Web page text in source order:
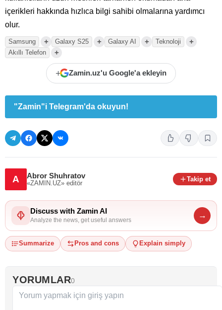
içerikleri hakkında hızlıca bilgi sahibi olmalarına yardımcı
olur.
Samsung + Galaxy S25 + Galaxy AI + Teknoloji +
Akıllı Telefon +
+ Zamin.uz'u Google'a ekleyin
"Zamin"i Telegram'da okuyun!
A Abror Shuhratov
«ZAMIN.UZ» editör
Takip et
Discuss with Zamin AI
Analyze the news, get useful answers
→
Summarize Pros and cons Explain simply
YORUMLAR0